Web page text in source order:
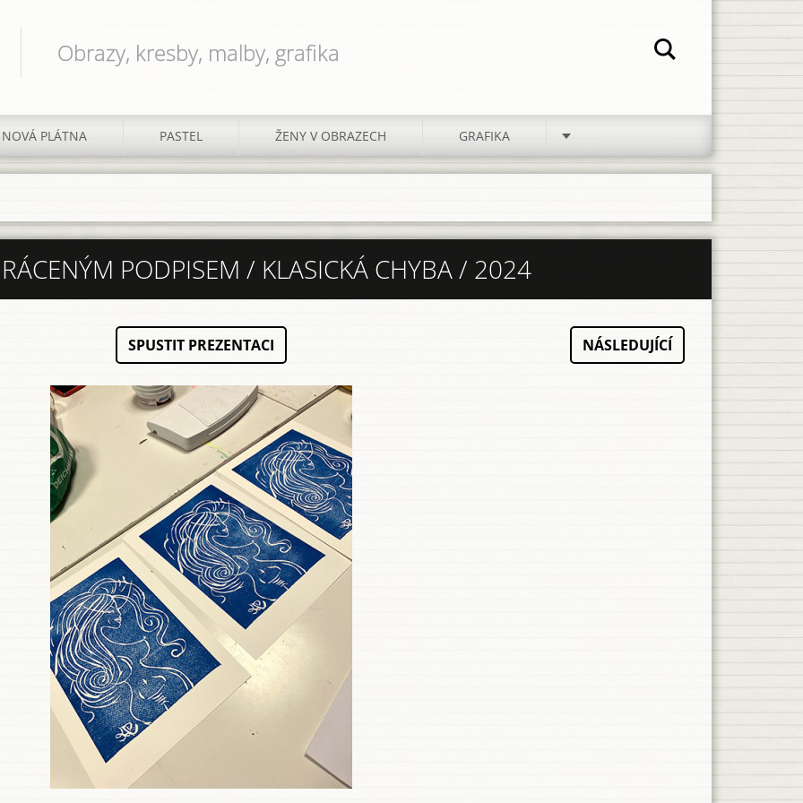
Obrazy, kresby, malby, grafika
NOVÁ PLÁTNA PASTEL ŽENY V OBRAZECH GRAFIKA
PODPISEM / KLASICKÁ CHYBA / 2024
SPUSTIT PREZENTACI NÁSLEDUJÍCÍ